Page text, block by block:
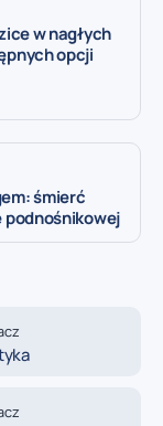
w nagłych
opcji
śmierć